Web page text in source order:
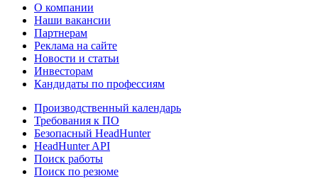
О компании
Наши вакансии
Партнерам
Реклама на сайте
Новости и статьи
Инвесторам
Кандидаты по профессиям
Производственный календарь
Требования к ПО
Безопасный HeadHunter
HeadHunter API
Поиск работы
Поиск по резюме